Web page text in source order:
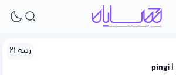
رتبه ۲۱
| pingi